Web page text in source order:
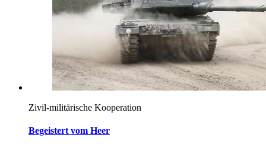
Zivil-militärische Kooperation
Begeistert vom Heer